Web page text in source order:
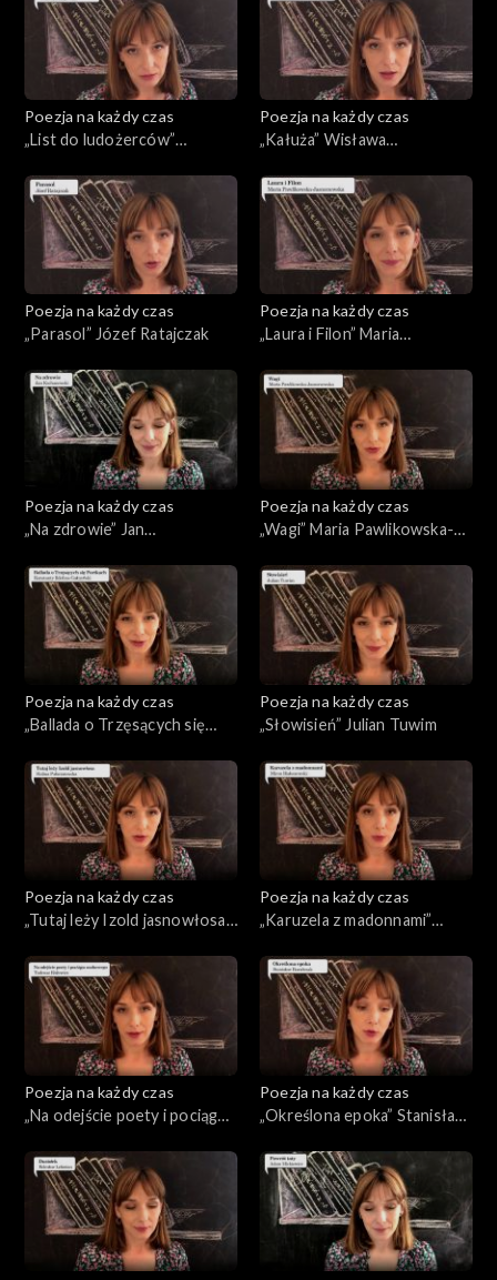
Poezja na każdy czas
„List do ludożerców”
Poezja na każdy czas
„Kałuża” Wisława
Poezja na każdy czas
„Parasol” Józef Ratajczak
Poezja na każdy czas
„Laura i Filon” Maria
Poezja na każdy czas
„Na zdrowie” Jan
Poezja na każdy czas
„Wagi” Maria Pawlikowska-
Poezja na każdy czas
„Ballada o Trzęsących się
Ildefons Gałczyński
Poezja na każdy czas
„Słowisień” Julian Tuwim
Poezja na każdy czas
„Tutaj leży Izold jasnowłosa”
Poezja na każdy czas
„Karuzela z madonnami”
Poezja na każdy czas
„Na odejście poety i pociągu
Różewicz
Poezja na każdy czas
„Określona epoka” Stanisław